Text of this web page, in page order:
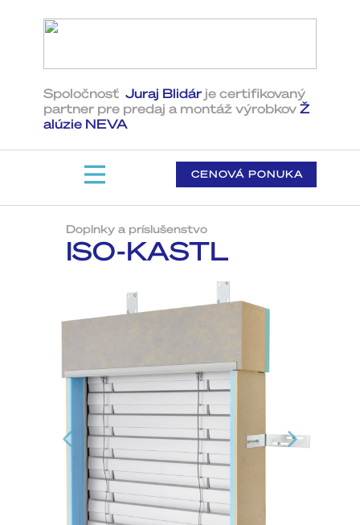
Spoločnosť Juraj Blidár je certifikovaný
partner pre predaj a montáž ​výrobkovŽ​
alúzie NEVA
CENOVÁ PONUKA
Doplnky a príslušenstvo
ISO-KASTL